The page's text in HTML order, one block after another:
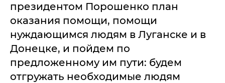
президентом Порошенко план
оказания помощи, помощи
нуждающимся людям в Луганске и в
Донецке, и пойдем по
предложенному им пути: будем
отгружать необходимые людям